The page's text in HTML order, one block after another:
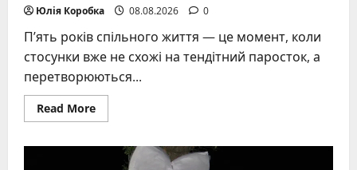
Юлія Коробка 08.08.2026 0
П’ять років спільного життя — це момент, коли
стосунки вже не схожі на тендітний паросток, а
перетворюються...
Read MoreRead
more
років
весілля: